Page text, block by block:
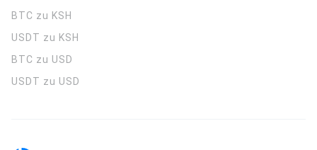
BTC zu KSH
USDT zu KSH
BTC zu USD
USDT zu USD